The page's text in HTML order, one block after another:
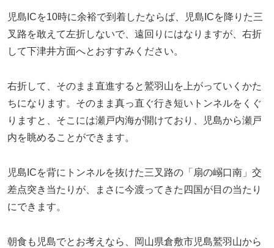
児島ICを10時に余裕で到着したならば、児島ICを降りた三
叉路を敢えて左折しないで、遠回りにはなりますが、右折
して下津井方面へとおすすみください。
右折して、そのまま直進すると鷲羽山を上がっていくかた
ちになります。そのまま真っ直ぐ行き短いトンネルをくぐ
りますと、そこには瀬戸内海が開けており、児島から瀬戸
内を眺めることができます。
児島ICを背にトンネルを抜けた三叉路の「扇の嵶口南」交
差点突き当たりが、まさに今渡ってきた四国が目の当たり
にできます。
朝食も児島でとお考えなら、岡山県倉敷市児島鷲羽山から